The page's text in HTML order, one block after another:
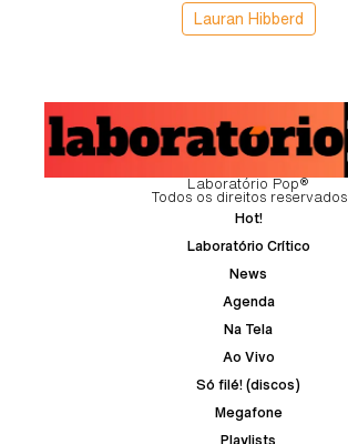
Lauran Hibberd
Laboratório Pop®
Todos os direitos reservados
Hot!
Laboratório Crítico
News
Agenda
Na Tela
Ao Vivo
Só filé! (discos)
Megafone
Playlists